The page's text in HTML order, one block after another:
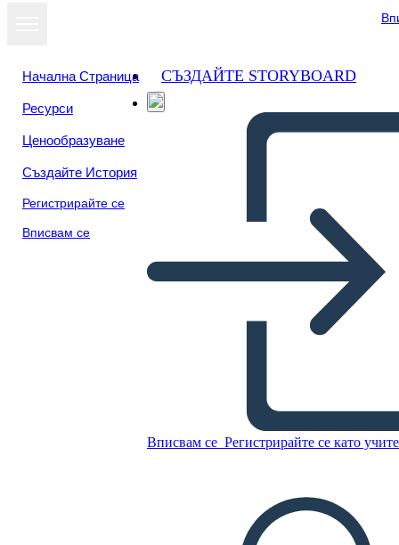
Начална Страница
Ресурси
Ценообразуване
Създайте История
Регистрирайте се
Вписвам се
СЪЗДАЙТЕ STORYBOARD
Вписвам се Регистрирайте се като
Untitled Storyboard
СЪЗДАЙТЕ СЦЕНАРИЙ
Преглед като
слайдшоу